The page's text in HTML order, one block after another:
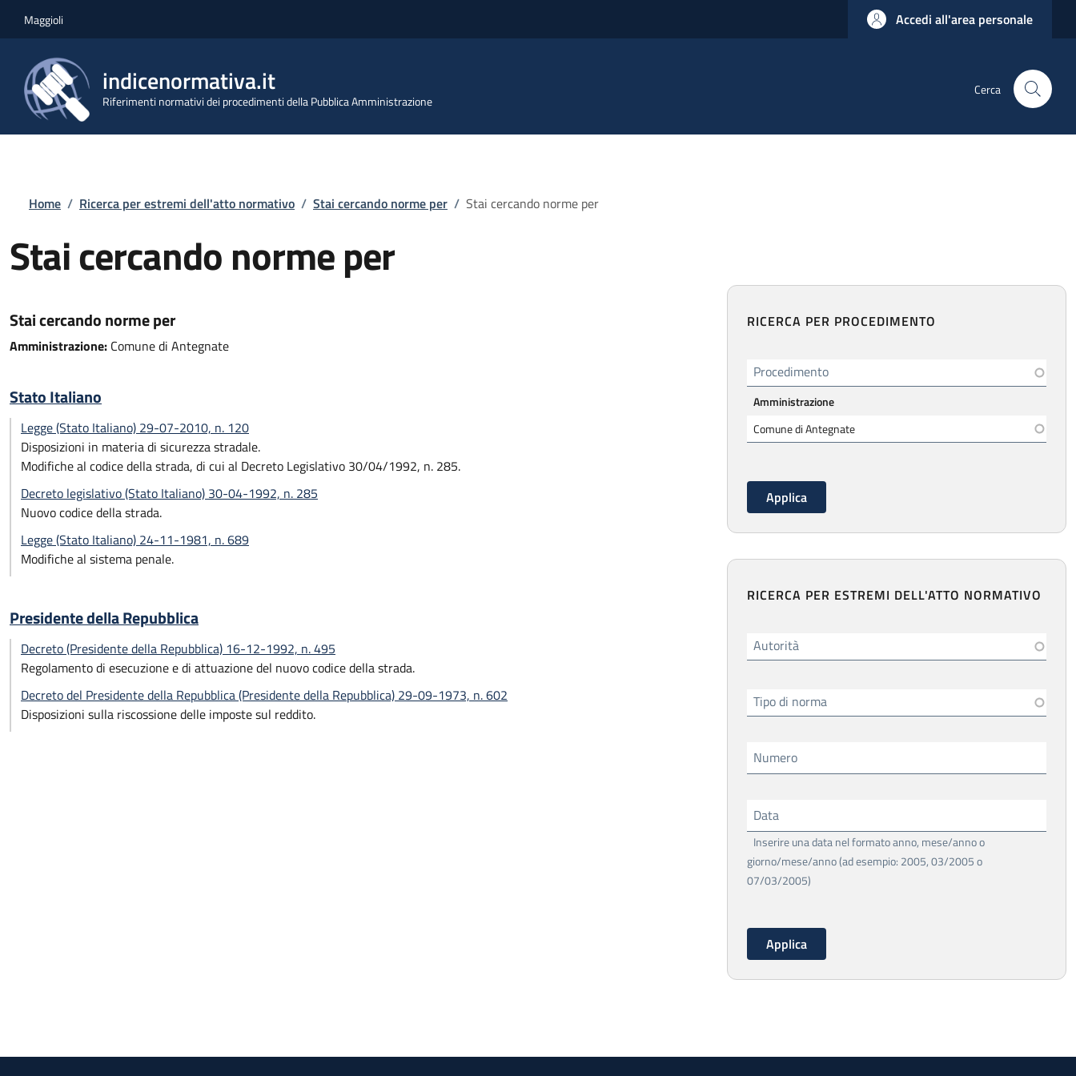
Maggioli Accedi all'area personale
indicenormativa.it
Riferimenti normativi dei procedimenti della Pubblica Amministrazione
Cerca
Briciole di pane
Home / Ricerca per estremi dell'atto normativo / Stai cercando norme per / Stai cercando norme per
Stai cercando norme per
Stai cercando norme per
Amministrazione: Comune di Antegnate
Stato Italiano
Legge (Stato Italiano) 29-07-2010, n. 120
Disposizioni in materia di sicurezza stradale.
Modifiche al codice della strada, di cui al Decreto Legislativo 30/04/1992, n. 285.
Decreto legislativo (Stato Italiano) 30-04-1992, n. 285
Nuovo codice della strada.
Legge (Stato Italiano) 24-11-1981, n. 689
Modifiche al sistema penale.
Presidente della Repubblica
Decreto (Presidente della Repubblica) 16-12-1992, n. 495
Regolamento di esecuzione e di attuazione del nuovo codice della strada.
Decreto del Presidente della Repubblica (Presidente della Repubblica) 29-09-1973, n. 602
Disposizioni sulla riscossione delle imposte sul reddito.
RICERCA PER PROCEDIMENTO
Procedimento
Amministrazione
RICERCA PER ESTREMI DELL'ATTO NORMATIVO
Autorità
Tipo di norma
Numero
Data
Inserire una data nel formato anno, mese/anno o
giorno/mese/anno (ad esempio: 2005, 03/2005 o
07/03/2005)